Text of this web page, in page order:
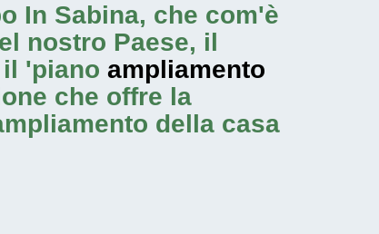
In Sabina, che com'è
nostro Paese, il
'piano ampliamento
che offre la
della casa